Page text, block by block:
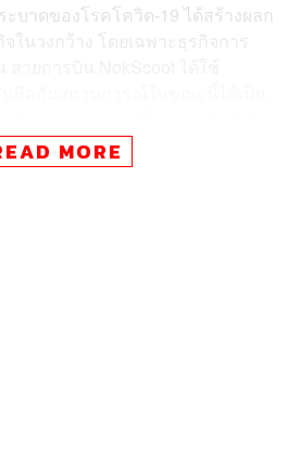
บาดของโรคโควิด-19 ได้สร้างผลก
ในวงกว้าง โดยเฉพาะธุรกิจการ
MORE